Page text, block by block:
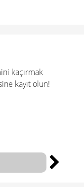
kaçırmak
kayıt olun!